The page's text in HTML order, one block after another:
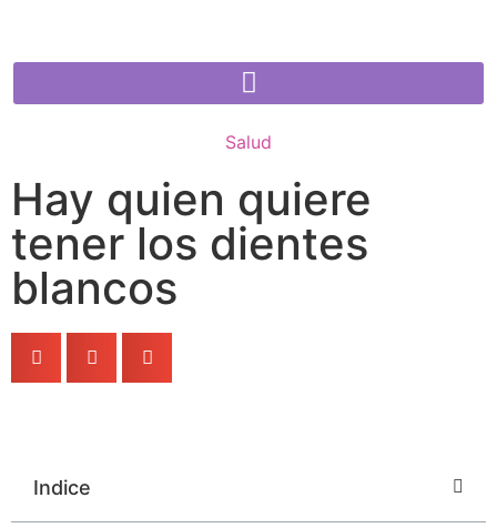
Salud
Hay quien quiere
tener los dientes
blancos
Indice